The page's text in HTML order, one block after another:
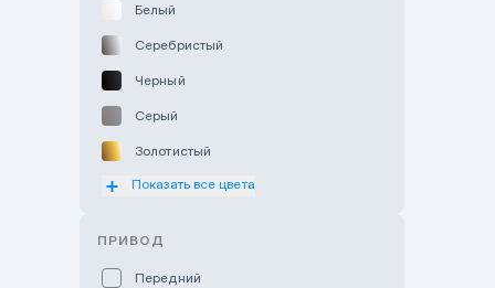
Белый
Серебристый
Черный
Серый
Золотистый
Оранжевый
Показать все цвета
ПРИВОД
Передний